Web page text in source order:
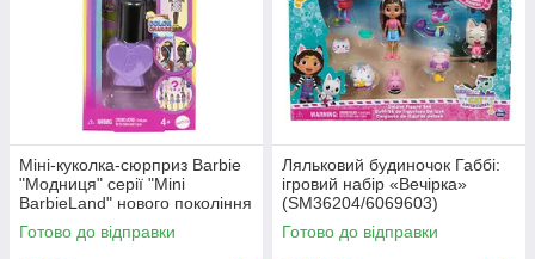
Міні-куколка-сюрприз Barbie
"Модниця" серії "Mini
BarbieLand" нового покоління
(JCP97)
Готово до відправки
Ляльковий будиночок Габбі:
ігровий набір «Вечірка»
(SM36204/6069603)
Готово до відправки